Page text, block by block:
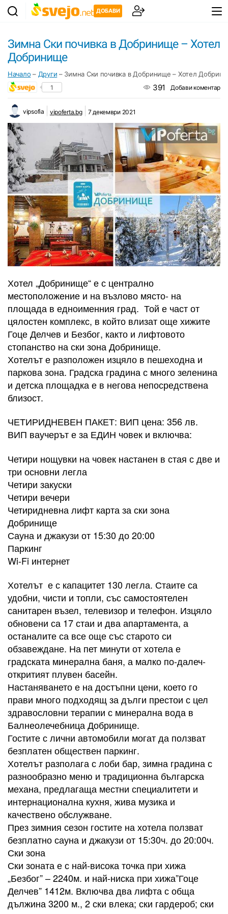
ДОБАВИ
Зимна Ски почивка в Добринище – Хотел
Добринище
Начало – Други – Зимна Ски почивка в Добринище – Хотел
1 391 Добави коментар
vipsofia vipoferta.bg 7 декември 2021
Хотел „Добринище“ е с централно
местоположение и на възлово място- на
площада в едноименния град. Той е част от
цялостен комплекс, в който влизат още хижите
Гоце Делчев и Безбог, както и лифтовото
стопанство на ски зона Добринище.
Хотелът е разположен изцяло в пешеходна и
паркова зона. Градска градина с много зеленина
и детска площадка е в негова непосредствена
близост.
ЧЕТИРИДНЕВЕН ПАКЕТ: ВИП цена: 356 лв.
ВИП ваучерът е за ЕДИН човек и включва:
Четири нощувки на човек настанен в стая с две и
три основни легла
Четири закуски
Четири вечери
Четиридневна лифт карта за ски зона
Добринище
Сауна и джакузи от 15:30 до 20:00
Паркинг
Wi-Fi интернет
Хотелът е с капацитет 130 легла. Стаите са
удобни, чисти и топли, със самостоятелен
санитарен възел, телевизор и телефон. Изцяло
обновени са 17 стаи и два апартамента, а
останалите са все още със старото си
обзавеждане. На пет минути от хотела е
градската минерална баня, а малко по-далеч-
откритият плувен басейн.
Настаняването е на достъпни цени, което го
прави много подходящ за дълги престои с цел
здравословни терапии с минерална вода в
Балнеолечебница Добринище.
Гостите с лични автомобили могат да ползват
безплатен обществен паркинг.
Хотелът разполага с лоби бар, зимна градина с
разнообразно меню и традиционна българска
механа, предлагаща местни специалитети и
интернационална кухня, жива музика и
качествено обслужване.
През зимния сезон гостите на хотела ползват
безплатно сауна и джакузи от 15:30ч. до 20:00ч.
Ски зона
Ски зоната е с най-висока точка при хижа
„Безбог” – 2240м. и най-ниска при хижа”Гоце
Делчев” 1412м. Включва два лифта с обща
дължина 3200 м., 2 ски влека; ски гардероб; ски